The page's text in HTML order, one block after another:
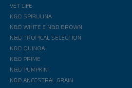
VET LIFE
N&D SPIRULINA
N&D WHITE E N&D BROWN
N&D TROPICAL SELECTION
N&D QUINOA
N&D PRIME
N&D PUMPKIN
N&D ANCESTRAL GRAIN